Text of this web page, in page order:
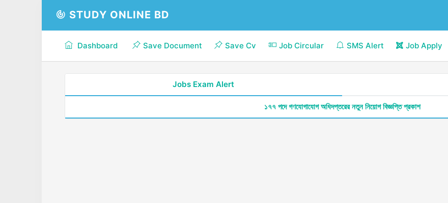
STUDY ONLINE BD
Dashboard Save Document Save Cv Job Circular SMS Alert Job Apply
Jobs Exam Alert
১৭৭ পদে গণযোগাযোগ অধিদপ্তরের নতুন নিয়োগ বিজ্ঞপ্তি প্রকাশ